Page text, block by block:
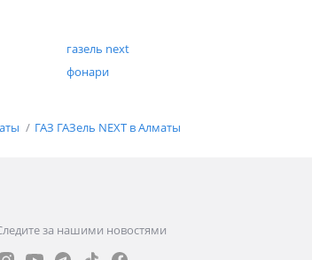
газель next
фонари
ГАЗ ГАЗель NEXT в Алматы
за нашими новостями